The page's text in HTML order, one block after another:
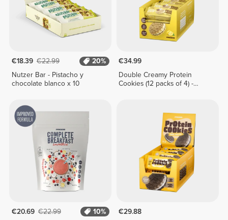
€18.39 €22.99
20%
Nutzer Bar - Pistacho y
chocolate blanco x 10
€34.99
Double Creamy Protein
Cookies (12 packs of 4) -
€20.69 €22.99
10%
€29.88